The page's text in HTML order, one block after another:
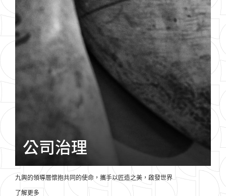
公司治理
九興的領導層懷抱共同的使命， 攜手以匠造之美， 啟發世界
了解更多